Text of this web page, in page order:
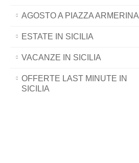
AGOSTO A PIAZZA ARMERINA
ESTATE IN SICILIA
VACANZE IN SICILIA
OFFERTE LAST MINUTE IN
SICILIA